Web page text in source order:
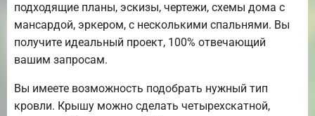
подходящие планы, эскизы, чертежи, схемы дома с
мансардой, эркером, с несколькими спальнями. Вы
получите идеальный проект, 100% отвечающий
вашим запросам.
Вы имеете возможность подобрать нужный тип
кровли. Крышу можно сделать четырехскатной,